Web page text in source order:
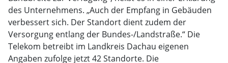
des Unternehmens. „Auch der Empfang in Gebäuden
verbessert sich. Der Standort dient zudem der
Versorgung entlang der Bundes-/Landstraße.“ Die
Telekom betreibt im Landkreis Dachau eigenen
Angaben zufolge jetzt 42 Standorte. Die